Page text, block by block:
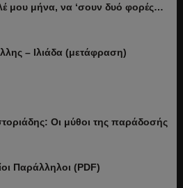
μου μήνα, να ‘σουν δυό φορές…
– Ιλιάδα (μετάφραση)
Οι μύθοι της παράδοσής
Παράλληλοι (PDF)